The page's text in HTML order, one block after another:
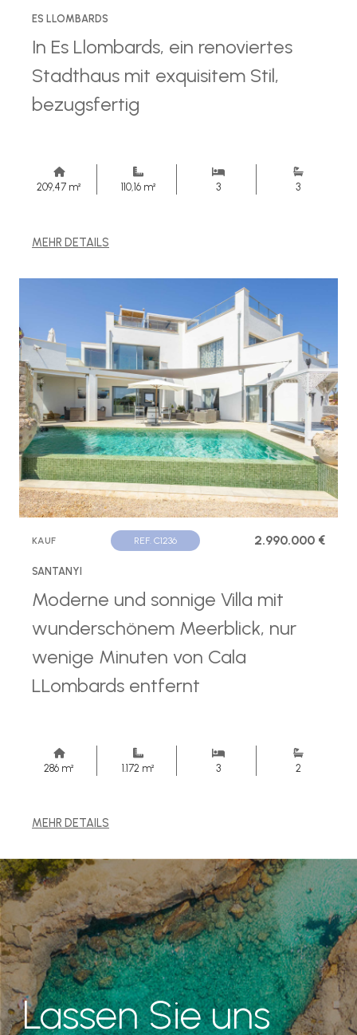
ES LLOMBARDS
In Es Llombards, ein renoviertes
Stadthaus mit exquisitem Stil,
bezugsfertig
209,47 m² 110,16 m² 3 3
MEHR DETAILS
KAUF REF. C1236 2.990.000 €
SANTANYI
Moderne und sonnige Villa mit
wunderschönem Meerblick, nur
wenige Minuten von Cala
LLombards entfernt
286 m² 1.172 m² 3 2
MEHR DETAILS
Lassen Sie uns